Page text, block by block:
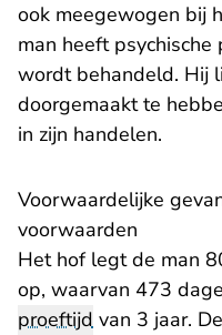
ook meegewogen bij
man heeft
wordt behandeld. Hij
doorgemaakt te
in zijn handelen.
Voorwaardelijke
voorwaarden
Het hof legt de man
op, waarvan 473
proeftijd van 3 jaar.